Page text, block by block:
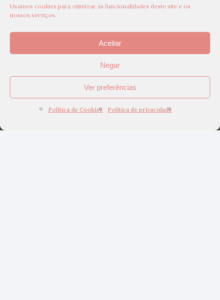
Usamos cookies para otimizar as funcionalidades deste site e os
nossos serviços.
Aceitar
Negar
Ver preferências
Política de Cookies Política de privacidade